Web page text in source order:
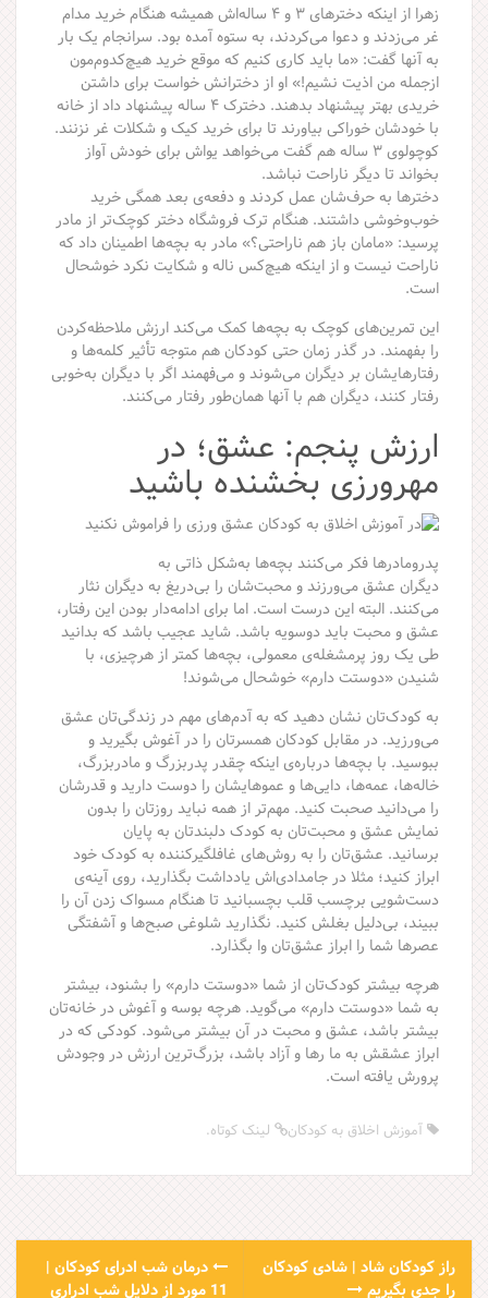
زهرا از اینکه دخترهای ۳ و ۴ ساله‌اش همیشه هنگام خرید مدام
غر می‌زدند و دعوا می‌کردند، به ستوه آمده بود. سرانجام یک بار
به آنها گفت: «ما باید کاری کنیم که موقع خرید هیچ‌کدوم‌مون
ازجمله من اذیت نشیم!» او از دخترانش خواست برای داشتن
خریدی بهتر پیشنهاد بدهند. دخترک ۴ ساله پیشنهاد داد از خانه
با خودشان خوراکی بیاورند تا برای خرید کیک و شکلات غر نزنند.
کوچولوی ۳ ساله هم گفت می‌خواهد یواش برای خودش آواز
بخواند تا دیگر ناراحت نباشد.
دخترها به حرف‌شان عمل کردند و دفعه‌ی بعد همگی خرید
خوب‌وخوشی داشتند. هنگام ترک فروشگاه دختر کوچک‌تر از مادر
پرسید: «مامان باز هم ناراحتی؟» مادر به بچه‌ها اطمینان داد که
ناراحت نیست و از اینکه هیچ‌کس ناله و شکایت نکرد خوشحال
است.
این تمرین‌های کوچک به بچه‌ها کمک می‌کند ارزش ملاحظه‌کردن
را بفهمند. در گذر زمان حتی کودکان هم متوجه تأثیر کلمه‌ها و
رفتارهایشان بر دیگران می‌شوند و می‌فهمند اگر با دیگران به‌خوبی
رفتار کنند، دیگران هم با آنها همان‌طور رفتار می‌کنند.
ارزش پنجم: عشق؛ در
مهرورزی بخشنده باشید
پدرومادرها فکر می‌کنند بچه‌ها به‌شکل ذاتی به
دیگران عشق می‌ورزند و محبت‌شان را بی‌دریغ به دیگران نثار
می‌کنند. البته این درست است. اما برای ادامه‌دار بودن این رفتار،
عشق و محبت باید دوسویه باشد. شاید عجیب باشد که بدانید
طی یک روز پرمشغله‌ی معمولی، بچه‌ها کمتر از هرچیزی، با
شنیدن «دوستت دارم» خوشحال می‌شوند!
به کودک‌تان نشان دهید که به آدم‌های مهم در زندگی‌تان عشق
می‌ورزید. در مقابل کودکان همسرتان را در آغوش بگیرید و
ببوسید. با بچه‌ها درباره‌ی اینکه چقدر پدربزرگ و مادربزرگ،
خاله‌ها، عمه‌ها، دایی‌ها و عموهایشان را دوست دارید و قدرشان
را می‌دانید صحبت کنید. مهم‌تر از همه نباید روزتان را بدون
نمایش عشق و محبت‌تان به کودک دلبندتان به پایان
برسانید. عشق‌تان را به روش‌های غافلگیرکننده به کودک خود
ابراز کنید؛ مثلا در جامدادی‌اش یادداشت بگذارید، روی آینه‌ی
دست‌شویی برچسب قلب بچسبانید تا هنگام مسواک زدن آن را
ببیند، بی‌دلیل بغلش کنید. نگذارید شلوغی صبح‌ها و آشفتگی
عصرها شما را ابراز عشق‌تان وا بگذارد.
هرچه بیشتر کودک‌تان از شما «دوستت دارم» را بشنود، بیشتر
به شما «دوستت دارم» می‌گوید. هرچه بوسه و آغوش در خانه‌تان
بیشتر باشد، عشق و محبت در آن بیشتر می‌شود. کودکی که در
ابراز عشقش به ما رها و آزاد باشد، بزرگ‌ترین ارزش در وجودش
پرورش یافته است.
آموزش اخلاق به کودکان لینک کوتاه.
P
درمان شب ادرای کودکان |
11 مورد از دلایل شب ادراری
راز کودکان شاد | شادی کودکان
را جدی بگیریم